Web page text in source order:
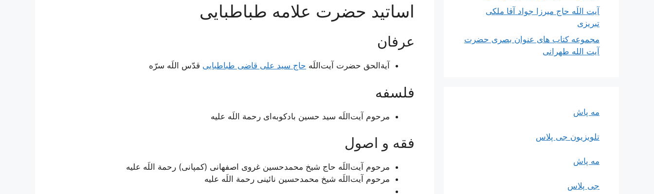
اساتید حضرت علامه طباطبایی
عرفان
آیةالحق حضرت آیت‌اللَه حاج سید علی قاضی طباطبایی قدّس اللَه سرّه
فلسفه
مرحوم آیت‌اللَه سید حسین بادکوبه‌ای رحمة اللَه علیه
فقه و اصول
مرحوم آیت‌اللَه حاج شیخ محمدحسین غروی اصفهانی (کمپانی) رحمة اللَه علیه
مرحوم آیت‌اللَه شیخ محمدحسین نائینی رحمة اللَه علیه
آیت اللَه حاج میرزا جواد آقا ملکی
تبریزی
مجموعه کتاب های عنوان بصری حضرت
آیت الله طهرانی
مه پاش
تلویزیون جی پلاس
مه پاش
جی پلاس